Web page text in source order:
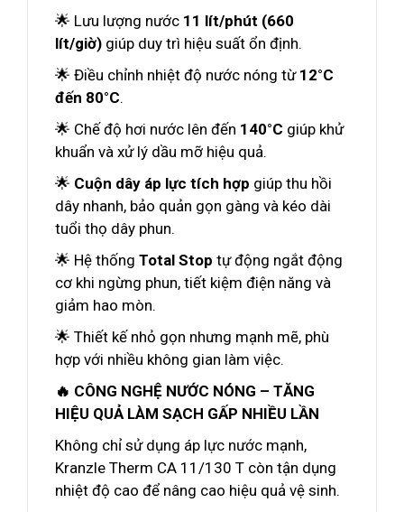
🌟 Lưu lượng nước 11 lít/phút (660
lít/giờ) giúp duy trì hiệu suất ổn định.
🌟 Điều chỉnh nhiệt độ nước nóng từ 12°C
đến 80°C.
🌟 Chế độ hơi nước lên đến 140°C giúp khử
khuẩn và xử lý dầu mỡ hiệu quả.
🌟 Cuộn dây áp lực tích hợp giúp thu hồi
dây nhanh, bảo quản gọn gàng và kéo dài
tuổi thọ dây phun.
🌟 Hệ thống Total Stop tự động ngắt động
cơ khi ngừng phun, tiết kiệm điện năng và
giảm hao mòn.
🌟 Thiết kế nhỏ gọn nhưng mạnh mẽ, phù
hợp với nhiều không gian làm việc.
🔥 CÔNG NGHỆ NƯỚC NÓNG – TĂNG
HIỆU QUẢ LÀM SẠCH GẤP NHIỀU LẦN
Không chỉ sử dụng áp lực nước mạnh,
Kranzle Therm CA 11/130 T còn tận dụng
nhiệt độ cao để nâng cao hiệu quả vệ sinh.